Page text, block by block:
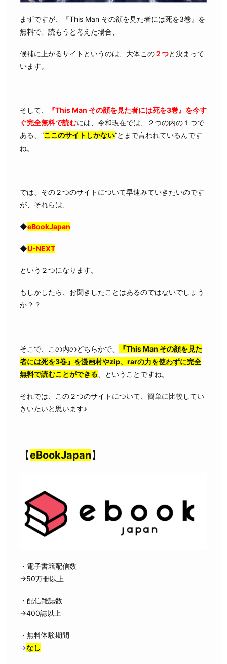
まずですが、『This Man その顔を見た者には死を3巻』を
無料で、読もうと考えた場合、
候補に上がるサイトというのは、大体この２つと決まって
います。
そして、
『This Man その顔を見た者には死を3巻』を今す
ぐ完全無料で読むには、令和現在では、２つの内の１つで
ある、“ここのサイトしかない”とまで言われているんです
ね。
では、その２つのサイトについて早速みていきたいのです
が、それらは、
◆eBookJapan
◆U-NEXT
という２つになります。
もしかしたら、お聞きしたことはあるのではないでしょう
か？？
そこで、この内のどちらかで、
『This Man その顔を見た
者には死を3巻』を漫画村やzip、rarの力を使わずに完全
無料で読むことができる 、ということですね。
それでは、この２つのサイトについて、簡単に比較してい
きいたいと思います♪
【eBookJapan】
・電子書籍配信数
→50万冊以上
・配信雑誌数
→400誌以上
・無料体験期間
→なし